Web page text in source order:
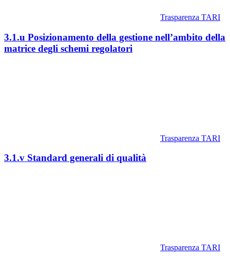
Trasparenza TARI
3.1.u Posizionamento della gestione nell’ambito della
matrice degli schemi regolatori
Trasparenza TARI
3.1.v Standard generali di qualità
Trasparenza TARI